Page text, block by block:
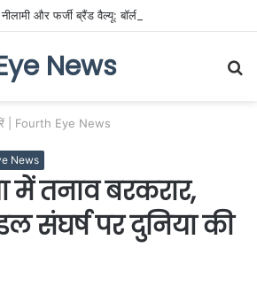
News
| Fourth Eye News
News
में तनाव बरकरार,
संघर्ष पर दुनिया की